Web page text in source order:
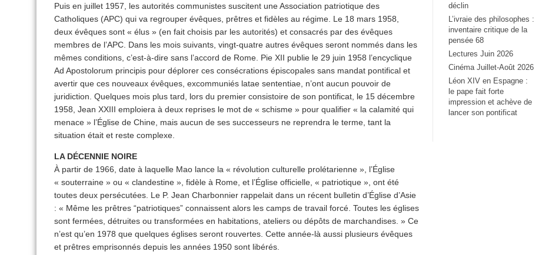
Puis en juillet 1957, les autorités communistes suscitent une Association patriotique des
Catholiques (APC) qui va regrouper évêques, prêtres et fidèles au régime. Le 18 mars 1958,
deux évêques sont « élus » (en fait choisis par les autorités) et consacrés par des évêques
membres de l’APC. Dans les mois suivants, vingt-quatre autres évêques seront nommés dans les
mêmes conditions, c’est-à-dire sans l’accord de Rome. Pie XII publie le 29 juin 1958 l’encyclique
Ad Apostolorum principis pour déplorer ces consécrations épiscopales sans mandat pontifical et
avertir que ces nouveaux évêques, excommuniés latae sententiae, n’ont aucun pouvoir de
juridiction. Quelques mois plus tard, lors du premier consistoire de son pontificat, le 15 décembre
1958, Jean XXIII emploiera à deux reprises le mot de « schisme » pour qualifier « la calamité qui
menace » l’Église de Chine, mais aucun de ses successeurs ne reprendra le terme, tant la
situation était et reste complexe.
LA DÉCENNIE NOIRE
À partir de 1966, date à laquelle Mao lance la « révolution culturelle prolétarienne », l’Église
« souterraine » ou « clandestine », fidèle à Rome, et l’Église officielle, « patriotique », ont été
toutes deux persécutées. Le P. Jean Charbonnier rappelait dans un récent bulletin d’Église d’Asie
: « Même les prêtres “patriotiques” connaissent alors les camps de travail forcé. Toutes les églises
sont fermées, détruites ou transformées en habitations, ateliers ou dépôts de marchandises. » Ce
n’est qu’en 1978 que quelques églises seront rouvertes. Cette année-là aussi plusieurs évêques
et prêtres emprisonnés depuis les années 1950 sont libérés.
déclin
L’ivraie des philosophes :
inventaire critique de la
pensée 68
Lectures Juin 2026
Cinéma Juillet-Août 2026
Léon XIV en Espagne :
le pape fait forte
impression et achève de
lancer son pontificat